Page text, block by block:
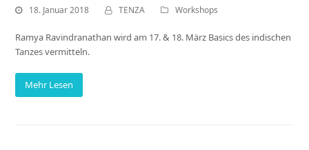
18. Januar 2018 TENZA Workshops
Ramya Ravindranathan wird am 17. & 18. März Basics des indischen
Tanzes vermitteln.
Mehr Lesen